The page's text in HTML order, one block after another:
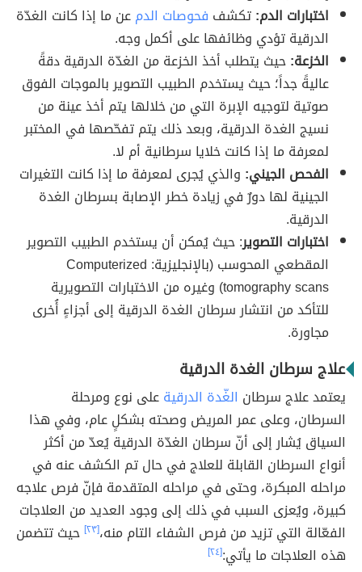
اختبارات الدم:تكشف فحوصات الدمعن ما إذا كانت الغدّة
الدرقية تؤدي وظائفها على أكمل وجه.
الخزعة:حيث يتطلب أخذ الخزعة من الغدّة الدرقية دقةً
عاليةً جداً؛ حيث يستخدم الطبيب التصوير بالموجات الفوق
صوتية لتوجيه الإبرة التي من خلالها يتم أخذ عينة من
نسيج الغدة الدرقية، وبعد ذلك يتم تفحّصها في المختبر
لمعرفة ما إذا كانت خلايا سرطانية أم لا.
الفحص الجيني: والذي يُجرى لمعرفة ما إذا كانت التغيرات
الجينية لها دورٌ في زيادة خطر الإصابة بسرطان الغدة
الدرقية.
اختبارات التصوير: حيث يُمكن أن يستخدم الطبيب التصوير
المقطعي المحوسب (بالإنجليزية: Computerized
tomography scans) وغيره من الاختبارات التصويرية
للتأكد من انتشار سرطان الغدة الدرقية إلى أجزاءٍ أُخرى
مجاورة.
علاج سرطان الغدة الدرقية
يعتمد علاج سرطان الغّدة الدرقيةعلى نوع ومرحلة
السرطان، وعلى عمر المريض وصحته بشكلٍ عام، وفي هذا
السياق يُشار إلى أنّ سرطان الغدّة الدرقية يُعدّ من أكثر
أنواع السرطان القابلة للعلاج في حال تم الكشف عنه في
مراحله المبكرة، وحتى في مراحله المتقدمة فإنّ فرص علاجه
كبيرة، ويُعزى السبب في ذلك إلى وجود العديد من العلاجات
الفعّالة التي تزيد من فرص الشفاء التام منه،[٢٣]
حيث تتضمن
هذه العلاجات ما يأتي:[٢٤]